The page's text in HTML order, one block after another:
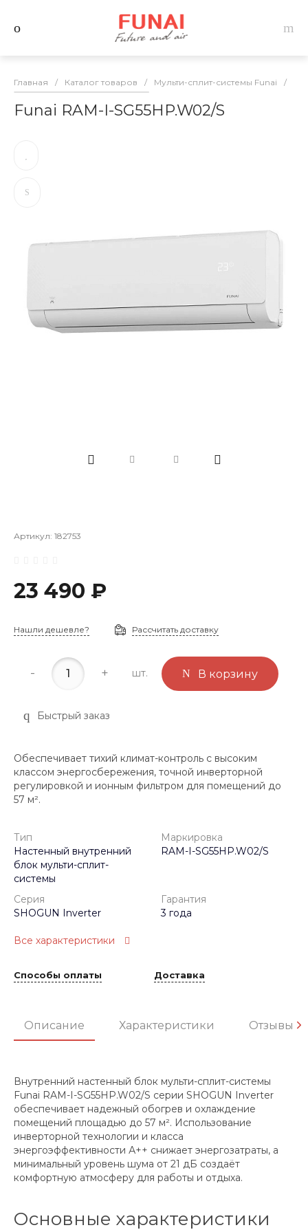
Главная / Каталог товаров / Мульти-сплит-системы Funai /
Funai RAM-I-SG55HP.W02/S
Артикул: 182753
23 490 ₽
Нашли дешевле? Рассчитать доставку
- + шт. В корзину
Быстрый заказ
Обеспечивает тихий климат-контроль с высоким
классом энергосбережения, точной инверторной
регулировкой и ионным фильтром для помещений до
57 м².
Тип
Настенный внутренний
блок мульти-сплит-
системы
Маркировка
RAM-I-SG55HP.W02/S
Серия
SHOGUN Inverter
Гарантия
3 года
Все характеристики
Способы оплаты Доставка
Описание Характеристики Отзывы
Внутренний настенный блок мульти-сплит-системы
Funai RAM-I-SG55HP.W02/S серии SHOGUN Inverter
обеспечивает надежный обогрев и охлаждение
помещений площадью до 57 м². Использование
инверторной технологии и класса
энергоэффективности А++ снижает энергозатраты, а
минимальный уровень шума от 21 дБ создаёт
комфортную атмосферу для работы и отдыха.
Основные характеристики